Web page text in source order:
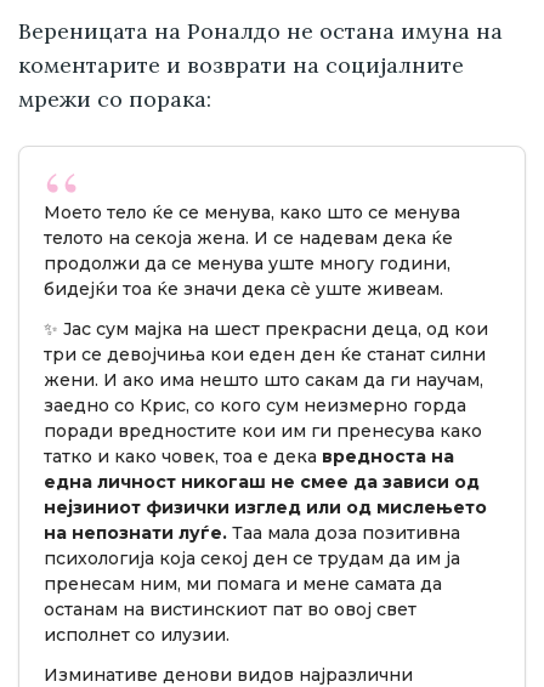
Вереницата на Роналдо не остана имуна на
коментарите и возврати на социјалните
мрежи со порака:
Моето тело ќе се менува, како што се менува
телото на секоја жена. И се надевам дека ќе
продолжи да се менува уште многу години,
бидејќи тоа ќе значи дека сè уште живеам.
✨ Јас сум мајка на шест прекрасни деца, од кои
три се девојчиња кои еден ден ќе станат силни
жени. И ако има нешто што сакам да ги научам,
заедно со Крис, со кого сум неизмерно горда
поради вредностите кои им ги пренесува како
татко и како човек, тоа е дека вредноста на
една личност никогаш не смее да зависи од
нејзиниот физички изглед или од мислењето
на непознати луѓе. Таа мала доза позитивна
психологија која секој ден се трудам да им ја
пренесам ним, ми помага и мене самата да
останам на вистинскиот пат во овој свет
исполнет со илузии.
Изминативе денови видов најразлични